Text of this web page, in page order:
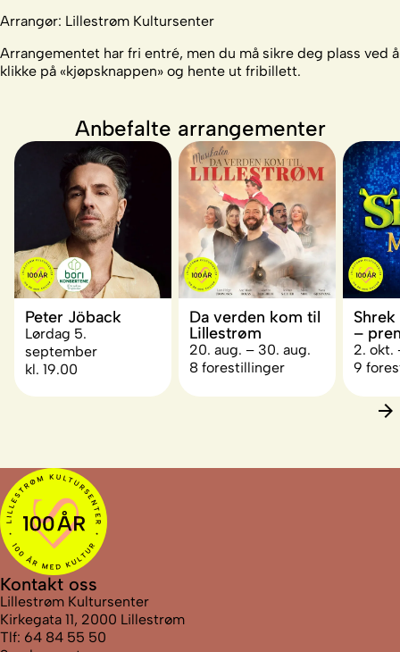
Arrangør: Lillestrøm Kultursenter
Arrangementet har fri entré, men du må sikre deg plass ved å
klikke på «kjøpsknappen» og hente ut fribillett.
Anbefalte arrangementer
Peter Jöback
Lørdag 5.
september
kl. 19.00
Da verden kom til
Lillestrøm
20. aug. – 30. aug.
8 forestillinger
–
2. okt.
9
Kontakt oss
Lillestrøm Kultursenter
Kirkegata 11, 2000 Lillestrøm
Tlf: 64 84 55 50